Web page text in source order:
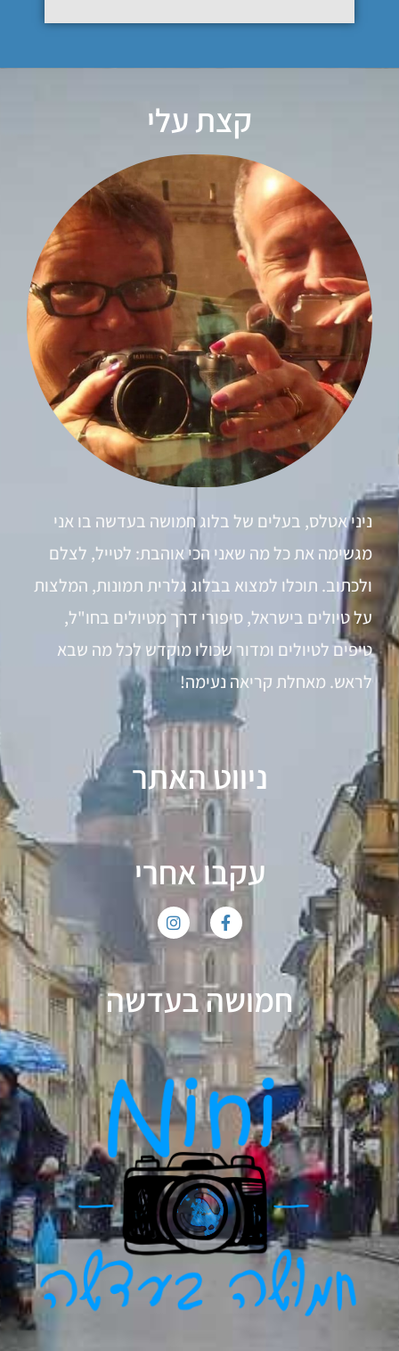
קצת עלי
ניני אטלס, בעלים של בלוג חמושה בעדשה בו אני
מגשימה את כל מה שאני הכי אוהבת: לטייל, לצלם
ולכתוב. תוכלו למצוא בבלוג גלרית תמונות, המלצות
על טיולים בישראל, סיפורי דרך מטיולים בחו"ל,
טיפים לטיולים ומדור שכולו מוקדש לכל מה שבא
לראש. מאחלת קריאה נעימה!
ניווט האתר
עקבו אחרי
חמושה בעדשה